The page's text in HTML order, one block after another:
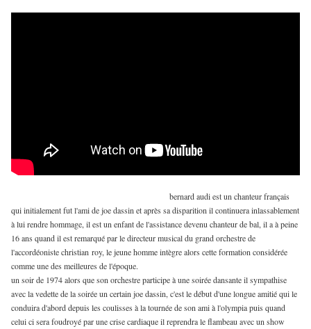
bernard audi est un chanteur français
qui initialement fut l'ami de joe dassin et après sa disparition il continuera inlassablement
à lui rendre hommage, il est un enfant de l'assistance devenu chanteur de bal, il a à peine
16 ans quand il est remarqué par le directeur musical du grand orchestre de
l'accordéoniste christian roy, le jeune homme intègre alors cette formation considérée
comme une des meilleures de l'époque.
un soir de 1974 alors que son orchestre participe à une soirée dansante il sympathise
avec la vedette de la soirée un certain joe dassin, c'est le début d'une longue amitié qui le
conduira d'abord depuis les coulisses à la tournée de son ami à l'olympia puis quand
celui ci sera foudroyé par une crise cardiaque il reprendra le flambeau avec un show